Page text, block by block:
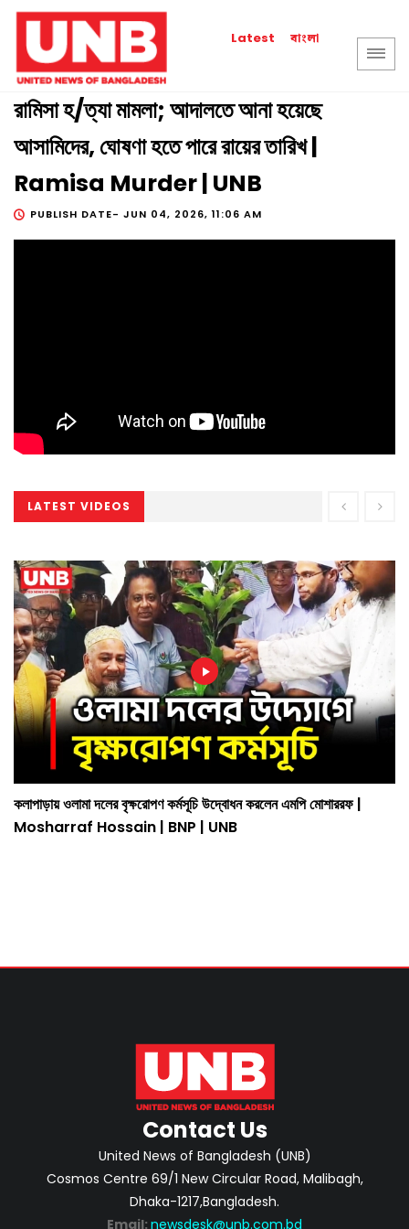
Latest বাংলা
রামিসা হ/ত্যা মামলা; আদালতে আনা হয়েছে
আসামিদের, ঘোষণা হতে পারে রায়ের তারিখ |
Ramisa Murder | UNB
PUBLISH DATE- JUN 04, 2026, 11:06 AM
LATEST VIDEOS
কলাপাড়ায় ওলামা দলের বৃক্ষরোপণ কর্মসূচি উদ্বোধন করলেন এমপি মোশাররফ |
Mosharraf Hossain | BNP | UNB
Contact Us
United News of Bangladesh (UNB)
Cosmos Centre 69/1 New Circular Road, Malibagh,
Dhaka-1217,Bangladesh.
Email: newsdesk@unb.com.bd